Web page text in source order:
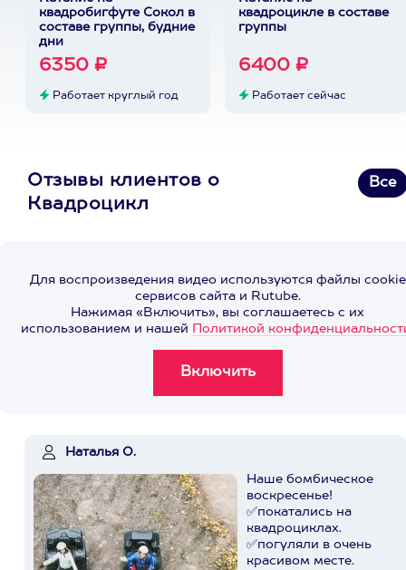
квадробигфуте Сокол в
составе группы, будние
дни
6350 ₽
Работает круглый год
квадроцикле в составе
группы
6400 ₽
Работает сейчас
Отзывы клиентов о
Квадроцикл
Все
Для воспроизведения видео используются файлы cookie
сервисов сайта и Rutube.
Нажимая «Включить», вы соглашаетесь с их
использованием и нашей Политикой
Наталья О.
Наше бомбическое
воскресенье!
✅покатались на
квадроциклах.
✅погуляли в очень
красивом месте.